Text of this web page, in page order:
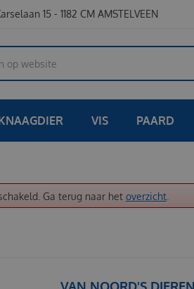
15 - 1182 CM AMSTELVEEN
VIS PAARD
Ga terug naar het overzicht